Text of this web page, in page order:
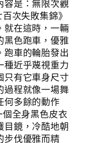
容是：無限次觀
次失敗集錦》
就在這時，一輛
黑色跑車，優雅
車的輪胎發出
種近乎蔑視重力
只有它車身尺寸
過程就像一場舞
何多餘的動作
全身黑色皮衣
目鏡，冷酷地朝
步伐優雅而精